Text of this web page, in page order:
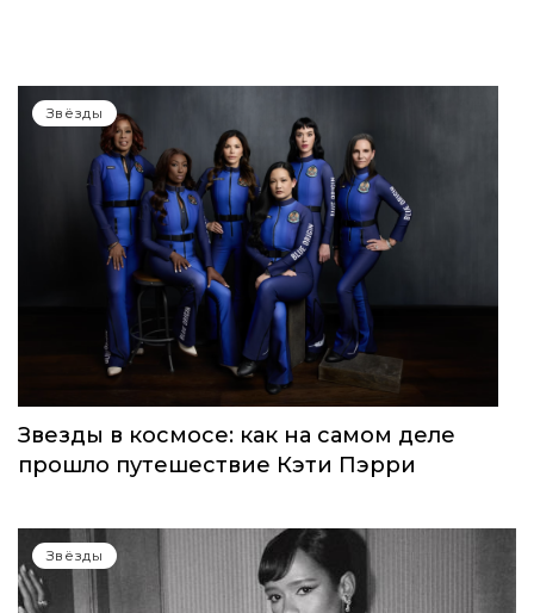
Звёзды
Звезды в космосе: как на самом деле
прошло путешествие Кэти Пэрри
Звёзды